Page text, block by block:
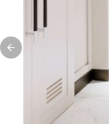
Previous slide